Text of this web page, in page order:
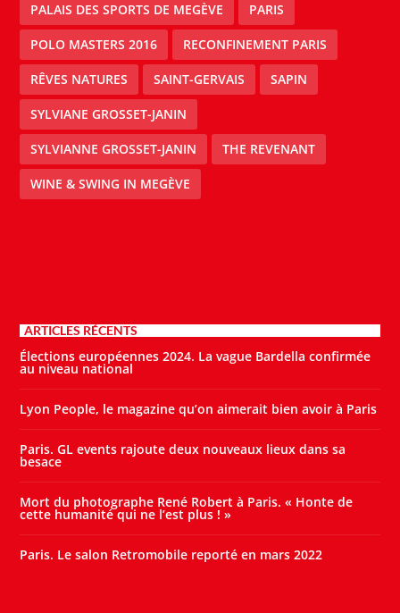
PALAIS DES SPORTS DE MEGÈVE PARIS
POLO MASTERS 2016 RECONFINEMENT PARIS
RÊVES NATURES SAINT-GERVAIS SAPIN
SYLVIANE GROSSET-JANIN
SYLVIANNE GROSSET-JANIN THE REVENANT
WINE & SWING IN MEGÈVE
ARTICLES RÉCENTS
Élections européennes 2024. La vague Bardella confirmée
au niveau national
Lyon People, le magazine qu’on aimerait bien avoir à Paris
Paris. GL events rajoute deux nouveaux lieux dans sa
besace
Mort du photographe René Robert à Paris. « Honte de
cette humanité qui ne l’est plus ! »
Paris. Le salon Retromobile reporté en mars 2022